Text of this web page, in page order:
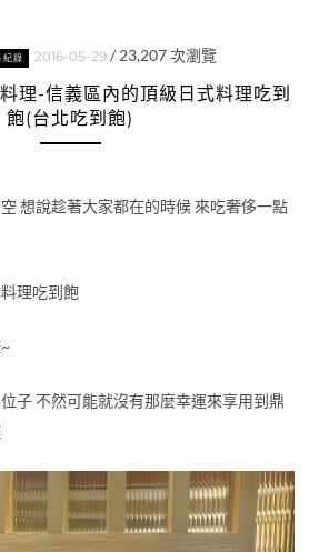
紀錄 2016-05-29 / 23,207次瀏覽
理-信義區內的頂級日式料理吃到
飽(台北吃到飽)
想說趁著大家都在的時候 來吃奢侈一點
理吃到飽
子 不然可能就沒有那麼幸運來享用到鼎